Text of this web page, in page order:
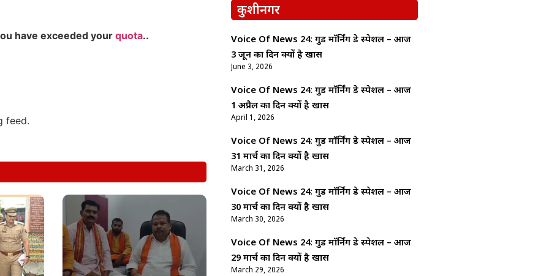
have exceeded your quota..
feed.
कुशीनगर
Voice Of News 24: गुड माॅर्निंग डे स्पेशल – आज
3 जून का दिन क्यों है खास
June 3, 2026
Voice Of News 24: गुड माॅर्निंग डे स्पेशल – आज
1 अप्रैल का दिन क्यों है खास
April 1, 2026
Voice Of News 24: गुड माॅर्निंग डे स्पेशल – आज
31 मार्च का दिन क्यों है खास
March 31, 2026
Voice Of News 24: गुड माॅर्निंग डे स्पेशल – आज
30 मार्च का दिन क्यों है खास
March 30, 2026
Voice Of News 24: गुड माॅर्निंग डे स्पेशल – आज
29 मार्च का दिन क्यों है खास
March 29, 2026